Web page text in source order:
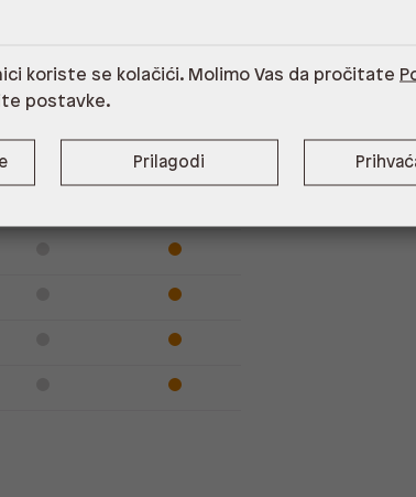
Dostupno Na upit
koriste se kolačići. Molimo Vas da pročitate
postavke.
Prilagodi